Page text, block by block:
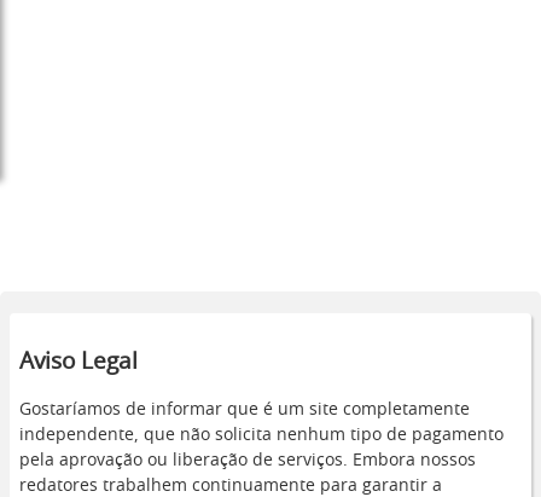
Aviso Legal
Gostaríamos de informar que é um site completamente
independente, que não solicita nenhum tipo de pagamento
pela aprovação ou liberação de serviços. Embora nossos
redatores trabalhem continuamente para garantir a